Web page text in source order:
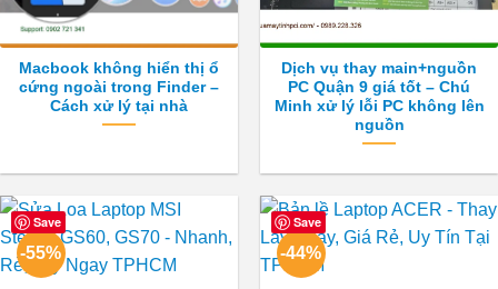
Macbook không hiển thị ổ
cứng ngoài trong Finder –
Cách xử lý tại nhà
Dịch vụ thay main+nguồn
PC Quận 9 giá tốt – Chú
Minh xử lý lỗi PC không lên
nguồn
Save
-55%
Save
-44%